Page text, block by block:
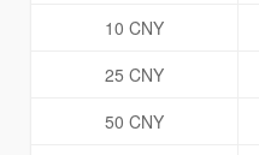
10 CNY
25 CNY
50 CNY